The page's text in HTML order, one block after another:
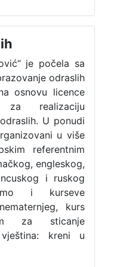
je počela sa
odraslih
osnovu licence
za realizaciju
U ponudi
u više
referentnim
engleskog,
i ruskog
i kurseve
kurs
za sticanje
kreni u